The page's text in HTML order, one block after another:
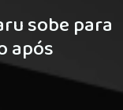
sobe para
após